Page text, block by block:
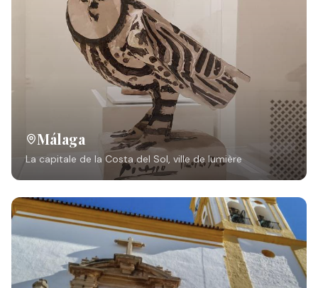
Málaga
La capitale de la Costa del Sol, ville de lumière